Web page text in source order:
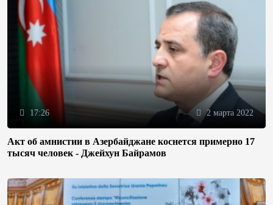
17:26 2 марта 2022
Акт об амнистии в Азербайджане коснется примерно 17
тысяч человек - Джейхун Байрамов